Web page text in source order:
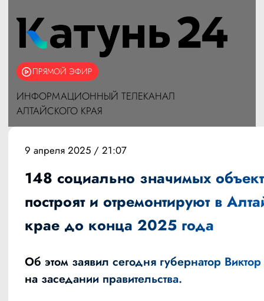
ПРЯМОЙ ЭФИР
ИНФОРМАЦИОННЫЙ ТЕЛЕКАНАЛ
АЛТАЙСКОГО КРАЯ
9 апреля 2025 / 21:07
148 социально значимых
построят и отремонтируют в
крае до конца 2025 года
Об этом заявил сегодня губернатор
на заседании правительства.